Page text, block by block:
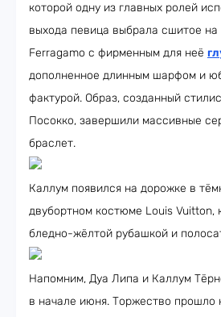
которой одну из главных ролей
выхода певица выбрала сшитое на
Ferragamo с фирменным для неё
дополненное длинным шарфом и
фактурой. Образ, созданный
Посокко, завершили массивные
браслет.
Каллум появился на дорожке в
двубортном костюме Louis Vuitton,
бледно-жёлтой рубашкой и
Напомним, Дуа Липа и Каллум
в начале июня. Торжество прошло